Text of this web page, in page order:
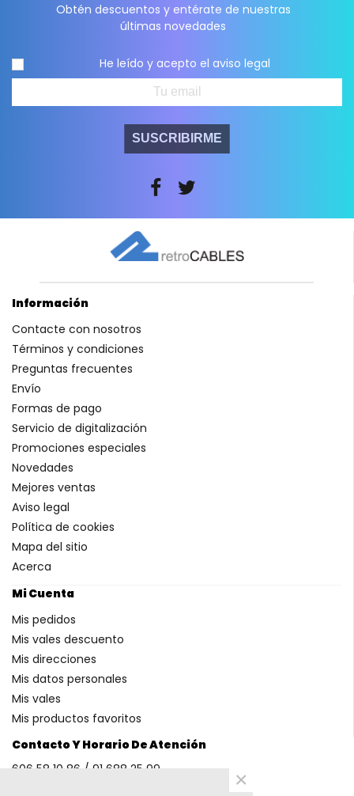
Obtén descuentos y entérate de nuestras
últimas novedades
He leído y acepto el aviso legal
SUSCRIBIRME
Contacto Y Horario De Atención
606 58 10 86 / 91 688 25 99
Información
Contacte con nosotros
Términos y condiciones
Preguntas frecuentes
Envío
Formas de pago
Servicio de digitalización
Promociones especiales
Novedades
Mejores ventas
Aviso legal
Política de cookies
Mapa del sitio
Acerca
Mi Cuenta
Mis pedidos
Mis vales descuento
Mis direcciones
Mis datos personales
Mis vales
Mis productos favoritos
×